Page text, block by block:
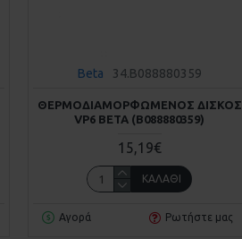
Beta 34.B088880359
ΘΕΡΜΟΔΙΑΜΟΡΦΩΜΈΝΟΣ ΔΊΣΚΟΣ
VP6 BETA (Β088880359)
15,19€
ΚΑΛΆΘΙ
Αγορά Ρωτήστε μας